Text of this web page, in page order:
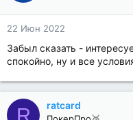
22 Июн 2022
Забыл сказать -
спокойно, ну и все
R ratcard